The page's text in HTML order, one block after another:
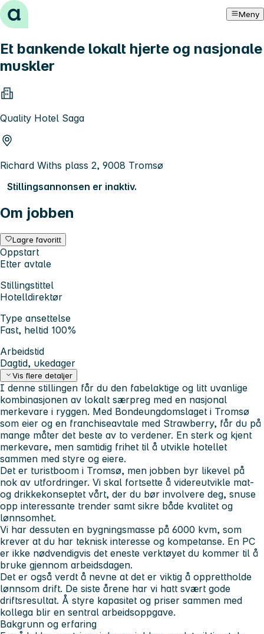
Hopp til innhold Meny
Et bankende lokalt hjerte og nasjonale
muskler
Quality Hotel Saga
Richard Withs plass 2, 9008 Tromsø
Stillingsannonsen er inaktiv.
Om jobben
Lagre favoritt
Oppstart
Etter avtale
Stillingstittel
Hotelldirektør
Type ansettelse
Fast, heltid 100%
Arbeidstid
Dagtid, ukedager
Vis flere detaljer
I denne stillingen får du den fabelaktige og litt uvanlige
kombinasjonen av lokalt særpreg med en nasjonal
merkevare i ryggen. Med Bondeungdomslaget i Tromsø
som eier og en franchiseavtale med Strawberry, får du på
mange måter det beste av to verdener. En sterk og kjent
merkevare, men samtidig frihet til å utvikle hotellet
sammen med styre og eiere.
Det er turistboom i Tromsø, men jobben byr likevel på
nok av utfordringer. Vi skal fortsette å videreutvikle mat-
og drikkekonseptet vårt, der du bør involvere deg, snuse
opp interessante trender samt sikre både kvalitet og
lønnsomhet.
Vi har dessuten en bygningsmasse på 6000 kvm, som
krever at du har teknisk interesse og kompetanse. En PC
er ikke nødvendigvis det eneste verktøyet du kommer til å
bruke gjennom arbeidsdagen.
Det er også verdt å nevne at det er viktig å opprettholde
lønnsom drift. De siste årene har vi hatt svært gode
driftsresultat. Å styre kapasitet og priser sammen med
kollega blir en sentral arbeidsoppgave.
Bakgrunn og erfaring